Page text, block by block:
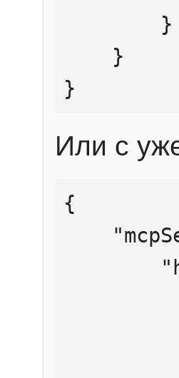
}
Или с
{